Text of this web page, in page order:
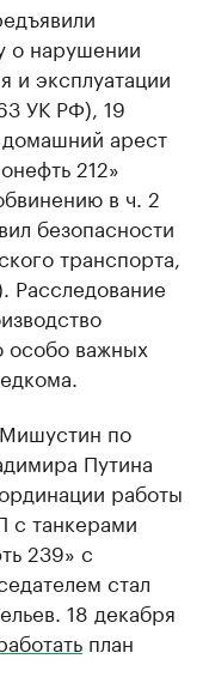
о нарушении
и эксплуатации
УК РФ), 19
арест
212»
в ч. 2
безопасности
транспорта,
Расследование
особо важных
по
Путина
работы
с танкерами
239» с
стал
18 декабря
план